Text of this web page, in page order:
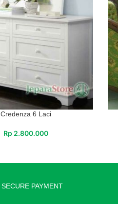
Credenza 6 Laci
Rp 2.800.000
SECURE PAYMENT